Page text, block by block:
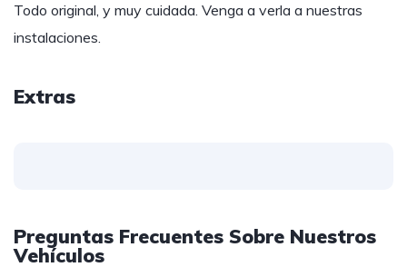
Todo original, y muy cuidada. Venga a verla a nuestras
instalaciones.
Extras
Preguntas Frecuentes Sobre Nuestros
Vehículos